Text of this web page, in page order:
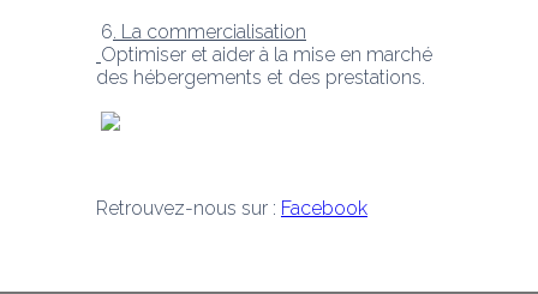
6. La commercialisation
Optimiser et aider à la mise en marché
des hébergements et des prestations.
Retrouvez-nous sur : Facebook